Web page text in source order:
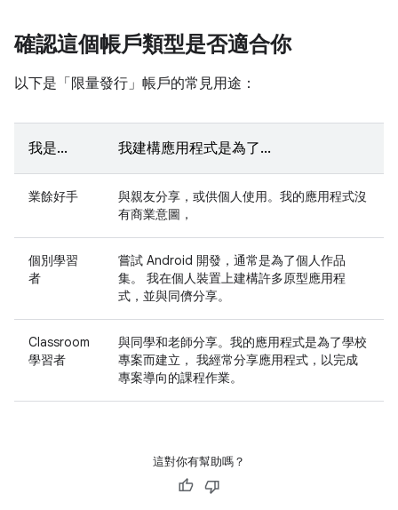
確認這個帳戶類型是否適合你
以下是「限量發行」帳戶的常見用途：
我是… 我建構應用程式是為了…
業餘好手
與親友分享，或供個人使用。我的應用程式沒
有商業意圖，
個別學習
者
嘗試 Android 開發，通常是為了個人作品
集。 我在個人裝置上建構許多原型應用程
式，並與同儕分享。
Classroom
學習者
與同學和老師分享。我的應用程式是為了學校
專案而建立， 我經常分享應用程式，以完成
專案導向的課程作業。
這對你有幫助嗎？